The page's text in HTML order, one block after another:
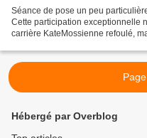
Séance de pose un peu
Cette participation exceptionnelle
carrière KateMossienne refoulé,
Hébergé par Overblog